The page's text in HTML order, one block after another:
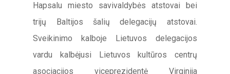
Hapsalu miesto savivaldybės atstovai bei
trijų Baltijos šalių delegacijų atstovai.
Sveikinimo kalboje Lietuvos delegacijos
vardu kalbėjusi Lietuvos kultūros centrų
asociacijos viceprezidentė Virginija